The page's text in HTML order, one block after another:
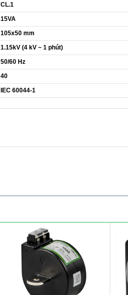
CL.1
15VA
105x50 mm
1.15kV (4 kV ~ 1 phút)
50/60 Hz
40
IEC 60044-1